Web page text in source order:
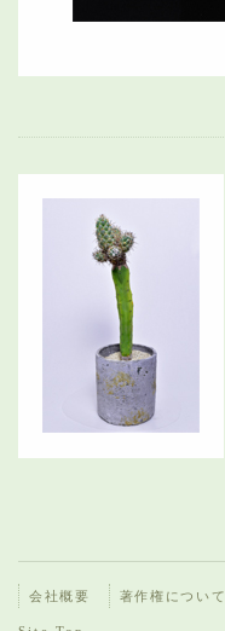
会社概要 著作権について